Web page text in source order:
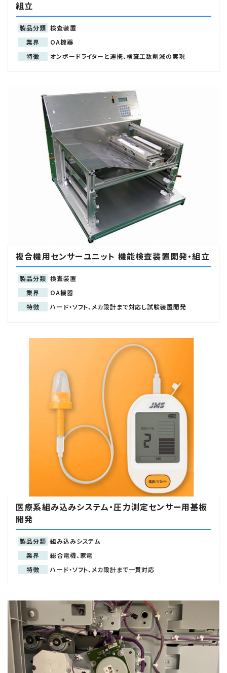
組立
製品分類 検査装置
業界
OA機器
特徴
オンボードライターと連携、検査工数削減の実現
複合機用センサーユニット 機能検査装置開発・組立
製品分類 検査装置
業界
OA機器
特徴
ハード・ソフト、メカ設計まで対応し試験装置開発
医療系組み込みシステム・圧力測定センサー用基板
開発
製品分類 組み込みシステム
業界
総合電機、家電
特徴
ハード・ソフト、メカ設計まで一貫対応